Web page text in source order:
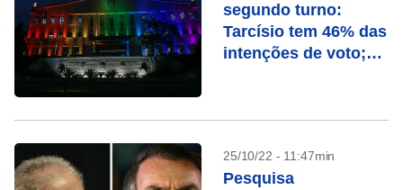
segundo turno:
Tarcísio tem 46% das
intenções de voto;
25/10/22 - 11:47min
Pesquisa